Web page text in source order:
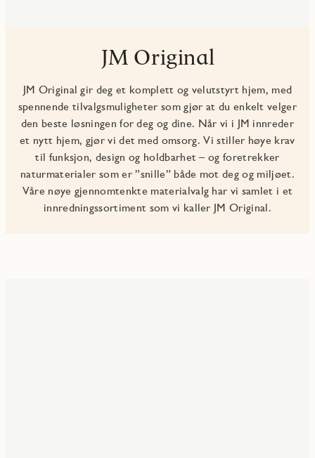
JM Original
JM Original gir deg et komplett og velutstyrt hjem, med
spennende tilvalgsmuligheter som gjør at du enkelt velger
den beste løsningen for deg og dine. Når vi i JM innreder
et nytt hjem, gjør vi det med omsorg. Vi stiller høye krav
til funksjon, design og holdbarhet – og foretrekker
naturmaterialer som er ”snille” både mot deg og miljøet.
Våre nøye gjennomtenkte materialvalg har vi samlet i et
innredningssortiment som vi kaller JM Original.